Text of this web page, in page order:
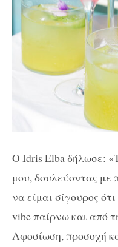
O Idris Elbaδήλωσε:
μου, δουλεύοντας με
να είμαι σίγουρος
vibeπαίρνω και από
Αφοσίωση, προσοχή